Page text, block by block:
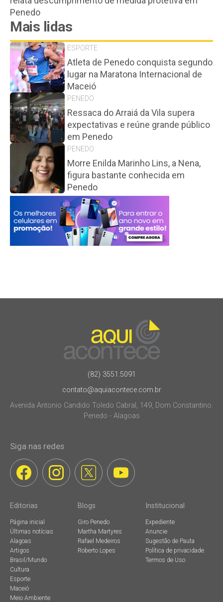
Penedo
Mais lidas
ESPORTE
Atleta de Penedo conquista segundo
lugar na Maratona Internacional de
Maceió
PENEDO
Ressaca do Arraiá da Vila supera
expectativas e reúne grande público
em Penedo
PENEDO
Morre Enilda Marinho Lins, a Nena,
figura bastante conhecida em
Penedo
(82) 3551.5091
contato@aquiacontece.com.br
Avenida Antonio Candido Toledo Cabral, 149, Dom Constantino.
Penedo - Alagoas
Siga nas redes
Editorias
Página inicial
Últimas notícias
Alagoas
Artigos
Brasil/Mundo
Cultura
Esporte
Maceió
Meio Ambiente
Blogs
Giro Penedo
Martha Martyres
Rafael Medeiros
Roberto Lopes
Institucional
Expediente
Anuncie
Sugestão de Pauta
Política de privacidade
Termos de Uso